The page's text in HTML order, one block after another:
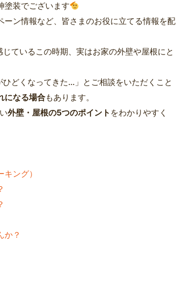
塗装でございます
ン情報など、皆さまのお役に立てる情報を配
ているこの時期、実はお家の外壁や屋根にと
どくなってきた…」とご相談をいただくこと
になる場合もあります。
外壁・屋根の5つのポイント をわかりやすく
ング）
か？